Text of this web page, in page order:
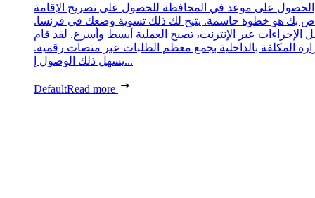
الحصول على موعد في المحافظة للحصول على تصريح الإقامة
بك هو خطوة حاسمة. يتيح لك ذلك تسوية وضعك في فرنسا.
الإجراءات عبر الإنترنت، تصبح العملية أبسط وأسرع. لقد قام
المكلفة بالداخلية بجمع معظم الطلبات عبر منصات رقمية.
يسهل ذلك الوصول إ...
DefaultRead more